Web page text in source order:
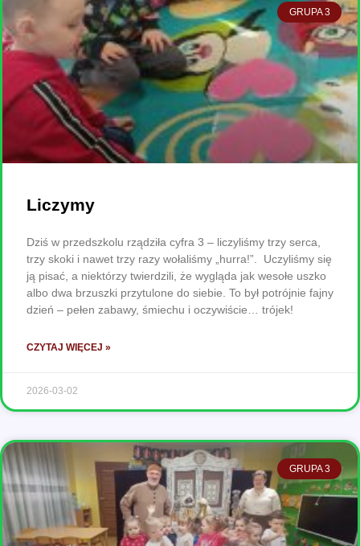
GRUPA 3
Liczymy
Dziś w przedszkolu rządziła cyfra 3 – liczyliśmy trzy serca,
trzy skoki i nawet trzy razy wołaliśmy „hurra!”. Uczyliśmy się
ją pisać, a niektórzy twierdzili, że wygląda jak wesołe uszko
albo dwa brzuszki przytulone do siebie. To był potrójnie fajny
dzień – pełen zabawy, śmiechu i oczywiście… trójek!
CZYTAJ WIĘCEJ »
2026-03-02
GRUPA 3